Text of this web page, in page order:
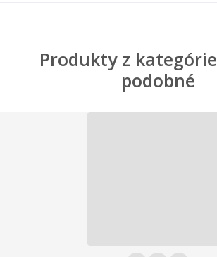
Produkty z kategórie
podobné